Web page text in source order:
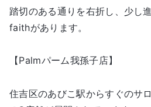
踏切のある通りを右折し、少し
faithがあります。
【Palmパーム我孫子店】
住吉区のあびこ駅からすぐのサ